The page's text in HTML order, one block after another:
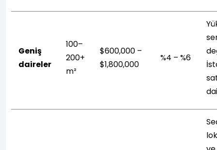
Geniş
daireler
100–
200+
m²
$600,000 –
$1,800,000
%4 – %6